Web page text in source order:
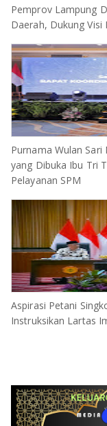
Pemprov Lampung
Daerah, Dukung Visi
Purnama Wulan
yang Dibuka Ibu Tri
Pelayanan SPM
Aspirasi Petani
Instruksikan Lartas